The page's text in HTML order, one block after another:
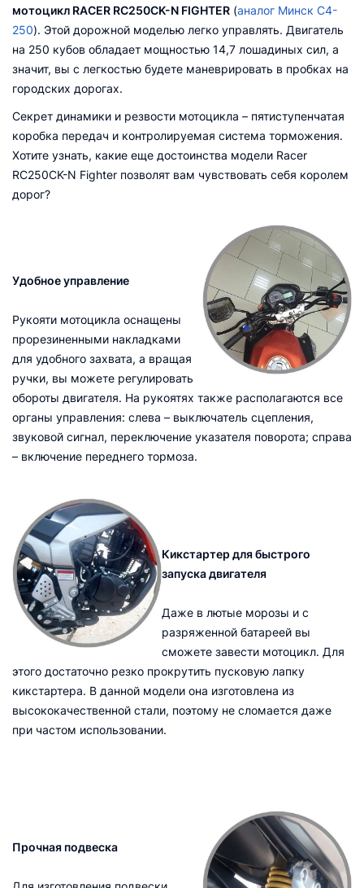
мотоцикл RACER RC250CK-N FIGHTER (аналог Минск С4-
250). Этой дорожной моделью легко управлять. Двигатель
на 250 кубов обладает мощностью 14,7 лошадиных сил, а
значит, вы с легкостью будете маневрировать в пробках на
городских дорогах.
Секрет динамики и резвости мотоцикла – пятиступенчатая
коробка передач и контролируемая система торможения.
Хотите узнать, какие еще достоинства модели Racer
RC250CK-N Fighter позволят вам чувствовать себя королем
дорог?
Удобное управление
Рукояти мотоцикла оснащены
прорезиненными накладками
для удобного захвата, а вращая
ручки, вы можете регулировать
обороты двигателя. На рукоятях также располагаются все
органы управления: слева – выключатель сцепления,
звуковой сигнал, переключение указателя поворота; справа
– включение переднего тормоза.
Кикстартер для быстрого
запуска двигателя
Даже в лютые морозы и с
разряженной батареей вы
сможете завести мотоцикл. Для
этого достаточно резко прокрутить пусковую лапку
кикстартера. В данной модели она изготовлена из
высококачественной стали, поэтому не сломается даже
при частом использовании.
Прочная подвеска